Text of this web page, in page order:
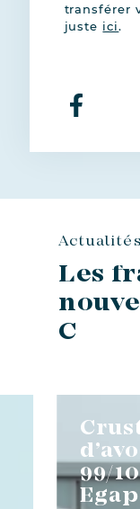
transférer
juste ici.
Actualités
Les
C
99/